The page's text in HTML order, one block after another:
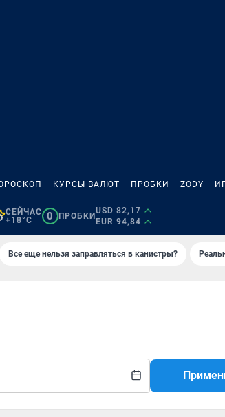
КУРСЫ ВАЛЮТ ПРОБКИ ZODY
СЕЙЧАС
+18°C
0 ПРОБКИ
USD 82,17
EUR 94,84
Все еще нельзя заправляться в канистры?